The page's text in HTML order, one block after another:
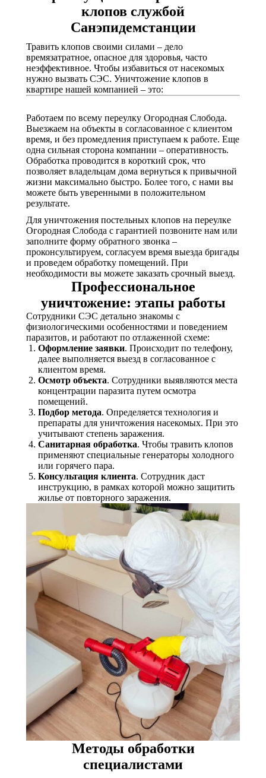
клопов службой
Санэпидемстанции
Травить клопов своими силами – дело
времязатратное, опасное для здоровья, часто
неэффективное. Чтобы избавиться от насекомых
нужно вызвать СЭС. Уничтожение клопов в
квартире нашей компанией – это:
Работаем по всему переулку Огородная Слобода.
Выезжаем на объекты в согласованное с клиентом
время, и без промедления приступаем к работе. Еще
одна сильная сторона компании – оперативность.
Обработка проводится в короткий срок, что
позволяет владельцам дома вернуться к привычной
жизни максимально быстро. Более того, с нами вы
можете быть уверенными в положительном
результате.
Для уничтожения постельных клопов на переулке
Огородная Слобода с гарантией позвоните нам или
заполните форму обратного звонка –
проконсультируем, согласуем время выезда бригады
и проведем обработку помещений. При
необходимости вы можете заказать срочный выезд.
Профессиональное
уничтожение: этапы работы
Сотрудники СЭС детально знакомы с
физиологическими особенностями и поведением
паразитов, и работают по отлаженной схеме:
Оформление заявки. Происходит по телефону,
далее выполняется выезд в согласованное с
клиентом время.
Осмотр объекта. Сотрудники выявляются места
концентрации паразита путем осмотра
помещений.
Подбор метода. Определяется технология и
препараты для уничтожения насекомых. При это
учитывают степень заражения.
Санитарная обработка. Чтобы травить клопов
применяют специальные генераторы холодного
или горячего пара.
Консультация клиента. Сотрудник даст
инструкцию, в рамках которой можно защитить
жилье от повторного заражения.
Методы обработки
специалистами